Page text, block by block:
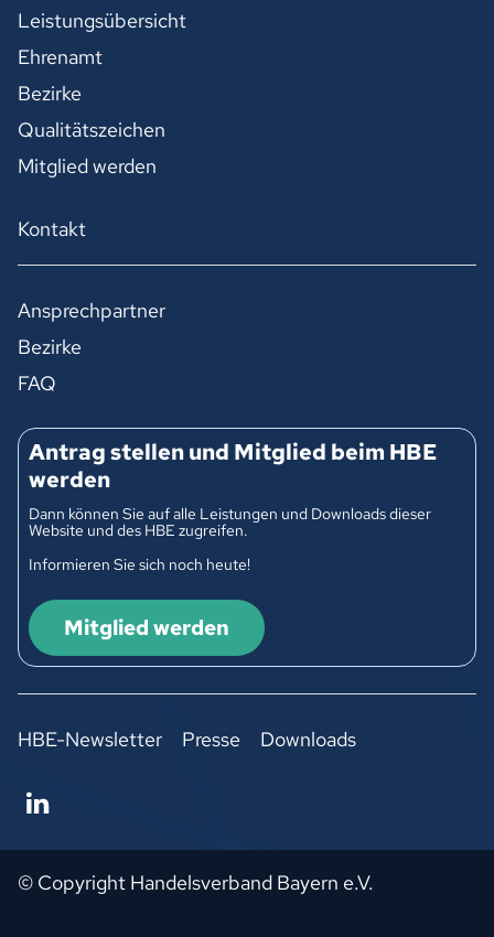
Leistungsübersicht
Ehrenamt
Bezirke
Qualitätszeichen
Mitglied werden
Kontakt
Ansprechpartner
Bezirke
FAQ
Antrag stellen und Mitglied beim HBE
werden
Dann können Sie auf alle Leistungen und Downloads dieser
Website und des HBE zugreifen.
Informieren Sie sich noch heute!
Mitglied werden
HBE-Newsletter Presse Downloads
© Copyright Handelsverband Bayern e.V.